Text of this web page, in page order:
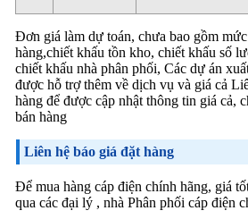
Đơn giá làm dự toán, chưa bao gồm
hàng,chiết khấu tồn kho, chiết khấu số
chiết khấu nhà phân phối, Các dự án
được hỗ trợ thêm về dịch vụ và giá cả
hàng để được cập nhật thông tin giá cả,
bán hàng
Liên hệ báo giá đặt hàng
Để mua hàng cáp điện chính hãng, giá
qua các đại lý , nhà Phân phối cáp điện